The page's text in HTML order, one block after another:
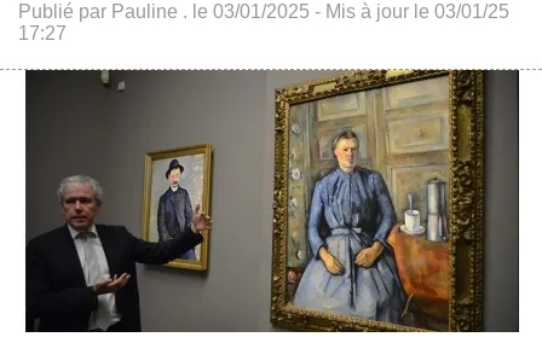
Publié par Pauline . le 03/01/2025 - Mis à jour le 03/01/25
17:27